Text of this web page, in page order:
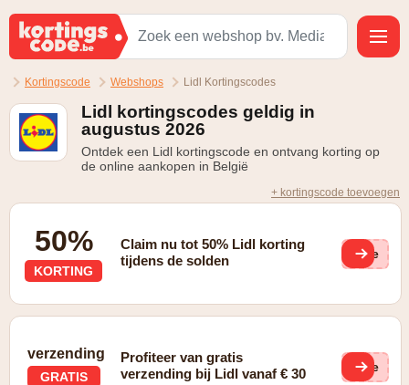
Kortingscode Webshops Lidl Kortingscodes
Lidl kortingscodes geldig in
augustus 2026
Ontdek een Lidl kortingscode en ontvang korting op
de online aankopen in België
+ kortingscode toevoegen
50%
KORTING
Claim nu tot 50% Lidl korting
tijdens de solden
(ge
verzending
GRATIS
Profiteer van gratis
verzending bij Lidl vanaf € 30
(ge